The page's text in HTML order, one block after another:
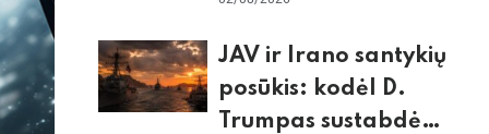
nerimas dėl sienos
JAV ir Irano santykių
posūkis: kodėl D.
Trumpas sustabdė